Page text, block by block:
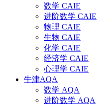
数学 CAIE
进阶数学 CAIE
物理 CAIE
生物 CAIE
化学 CAIE
经济学 CAIE
心理学 CAIE
牛津AQA
数学 AQA
进阶数学 AQA